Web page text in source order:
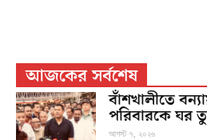
আজকের সর্বশেষ
বাঁশখালীতে
পরিবারকে ঘর
আগস্ট ৭, ২০২৬